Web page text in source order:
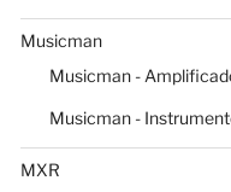
Musicman
Musicman -
Musicman -
MXR